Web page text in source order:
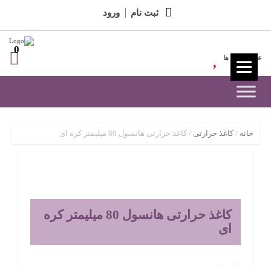
ثبت نام ورود
0
علاقه مندی ها
خانه /کاغذ حرارتی / کاغذ حرارتی هانسول 80 میلیمتر کره ای
کاغذ حرارتی هانسول 80 میلیمتر کره
ای